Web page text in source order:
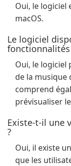
Oui, le logiciel
macOS.
Le logiciel
Oui, le logiciel
de la musique
comprend
prévisualiser
Existe-t-il une
?
Oui, il existe
que les